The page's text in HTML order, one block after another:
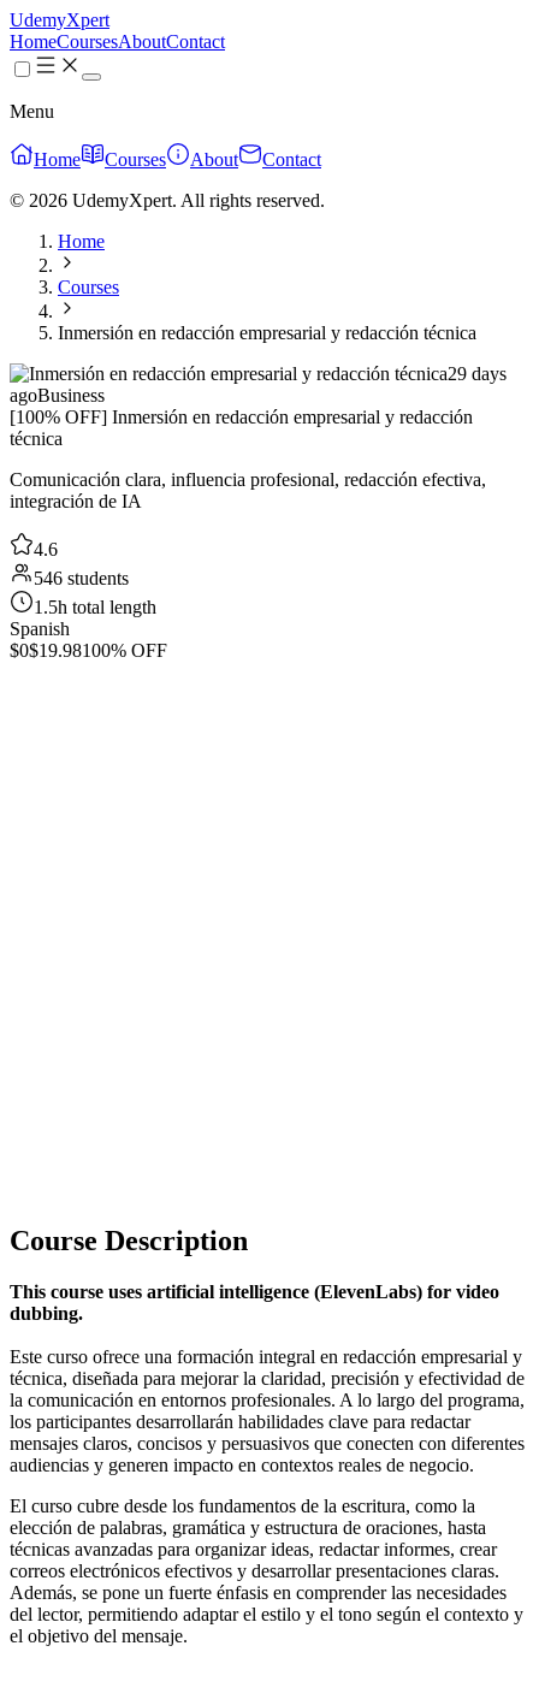
UdemyXpert
HomeCoursesAboutContact
Menu
Home Courses About
Contact
© 2026 UdemyXpert. All rights reserved.
Home
Courses
Inmersión en redacción empresarial y redacción técnica
29 days
agoBusiness
[100% OFF] Inmersión en redacción empresarial y redacción
técnica
Comunicación clara, influencia profesional, redacción efectiva,
integración de IA
4.6
546 students
1.5h total length
Spanish
$0$19.98100% OFF
Course Description
This course uses artificial intelligence (ElevenLabs) for video
dubbing.
Este curso ofrece una formación integral en redacción empresarial y
técnica, diseñada para mejorar la claridad, precisión y efectividad de
la comunicación en entornos profesionales. A lo largo del programa,
los participantes desarrollarán habilidades clave para redactar
mensajes claros, concisos y persuasivos que conecten con diferentes
audiencias y generen impacto en contextos reales de negocio.
El curso cubre desde los fundamentos de la escritura, como la
elección de palabras, gramática y estructura de oraciones, hasta
técnicas avanzadas para organizar ideas, redactar informes, crear
correos electrónicos efectivos y desarrollar presentaciones claras.
Además, se pone un fuerte énfasis en comprender las necesidades
del lector, permitiendo adaptar el estilo y el tono según el contexto y
el objetivo del mensaje.